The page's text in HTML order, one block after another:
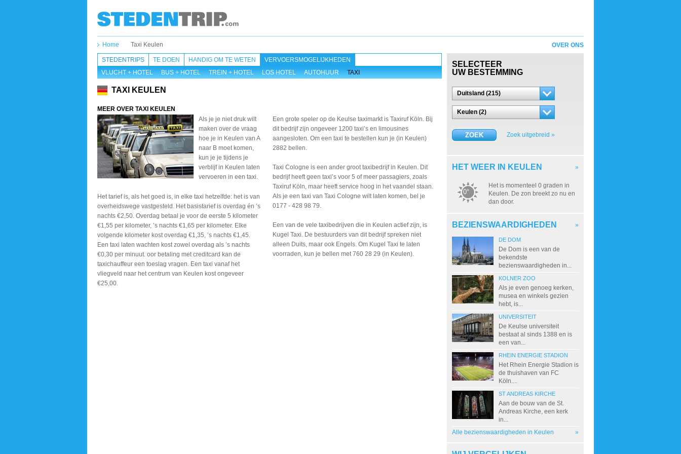
Home Taxi Keulen
STEDENTRIPS TE DOEN HANDIG OM TE WETEN
VERVOERSMOGELIJKHEDEN
VLUCHT + HOTEL
BUS + HOTEL TREIN + HOTEL LOS HOTEL AUTOHUUR TAXI
TAXI KEULEN
MEER OVER TAXI KEULEN
Als je je niet druk wilt
maken over de vraag
hoe je in Keulen van A
naar B moet komen,
kun je je tijdens je
verblijf in Keulen laten
vervoeren in een taxi.
Het tarief is, als het goed is, in elke taxi hetzelfde: het is van
overheidswege vastgesteld. Het basistarief is overdag én ’s
nachts €2,50. Overdag betaal je voor de eerste 5 kilometer
€1,55 per kilometer, ’s nachts €1,65 per kilometer. Elke
volgende kilometer kost overdag €1,35, ’s nachts €1,45.
Een taxi laten wachten kost zowel overdag als ’s nachts
€0,30 per minuut. oor betaling met creditcard kan de
taxichauffeur een toeslag vragen. Een taxi vanaf het
vliegveld naar het centrum van Keulen kost ongeveer
€25,00.
Een grote speler op de Keulse taximarkt is Taxiruf Köln. Bij
dit bedrijf zijn ongeveer 1200 taxi’s en limousines
aangesloten. Om een taxi te bestellen kun je (in Keulen)
2882 bellen.
Taxi Cologne is een ander groot taxibedrijf in Keulen. Dit
bedrijf heeft geen taxi’s voor 5 of meer passagiers, zoals
Taxiruf Köln, maar heeft service hoog in het vaandel staan.
Als je een taxi van Taxi Cologne wilt laten komen, bel je
0177 - 428 98 79.
Een van de vele taxibedrijven die in Keulen actief zijn, is
Kugel Taxi. De bestuurders van dit bedrijf spreken niet
alleen Duits, maar ook Engels. Om Kugel Taxi te laten
voorraden, kun je bellen met 760 28 29 (in Keulen).
OVER ONS
SELECTEER
UW BESTEMMING
Duitsland (215)
Keulen (2)
ZOEK Zoek uitgebreid »
HET WEER IN KEULEN »
0°
Het is momenteel 0 graden in
Keulen. De zon breekt zo nu en
dan door.
BEZIENSWAARDIGHEDEN »
DE DOM
De Dom is een van de
bekendste
bezienswaardigheden in...
KOLNER ZOO
Als je even genoeg kerken,
musea en winkels gezien
hebt, is...
UNIVERSITEIT
De Keulse universiteit
bestaat al sinds 1388 en is
een van...
RHEIN ENERGIE STADION
Het Rhein Energie Stadion is
de thuishaven van FC
Köln....
ST ANDREAS KIRCHE
Aan de bouw van de St.
Andreas Kirche, een kerk
in...
Alle bezienswaardigheden in Keulen
»